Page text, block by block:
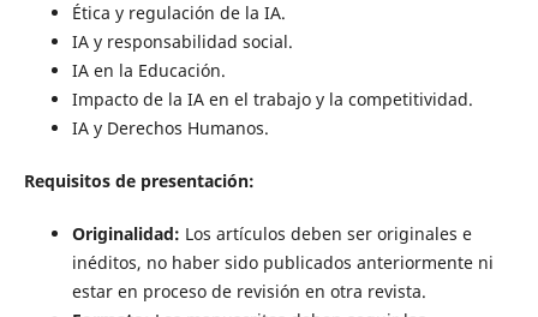
Ética y regulación de la IA.
IA y responsabilidad social.
IA en la Educación.
Impacto de la IA en el trabajo y la competitividad.
IA y Derechos Humanos.
Requisitos de presentación:
Originalidad: Los artículos deben ser originales e
inéditos, no haber sido publicados anteriormente ni
estar en proceso de revisión en otra revista.